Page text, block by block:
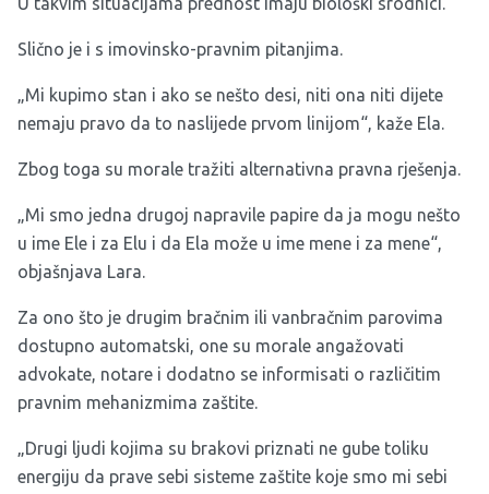
Slično je i s imovinsko-pravnim pitanjima.
„Mi kupimo stan i ako se nešto desi, niti ona niti dijete
nemaju pravo da to naslijede prvom linijom“, kaže Ela.
Zbog toga su morale tražiti alternativna pravna rješenja.
„Mi smo jedna drugoj napravile papire da ja mogu nešto
u ime Ele i za Elu i da Ela može u ime mene i za mene“,
objašnjava Lara.
Za ono što je drugim bračnim ili vanbračnim parovima
dostupno automatski, one su morale angažovati
advokate, notare i dodatno se informisati o različitim
pravnim mehanizmima zaštite.
„Drugi ljudi kojima su brakovi priznati ne gube toliku
energiju da prave sebi sisteme zaštite koje smo mi sebi